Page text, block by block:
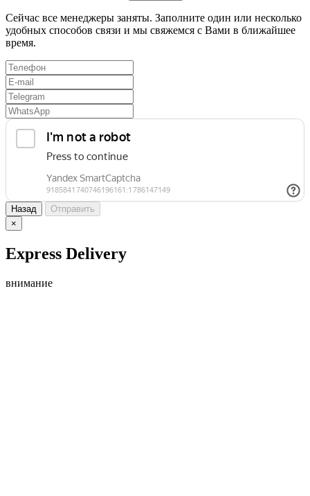
Сейчас все менеджеры заняты. Заполните один или несколько
удобных способов связи и мы свяжемся с Вами в ближайшее
время.
Назад
Отправить
×
Express Delivery
внимание